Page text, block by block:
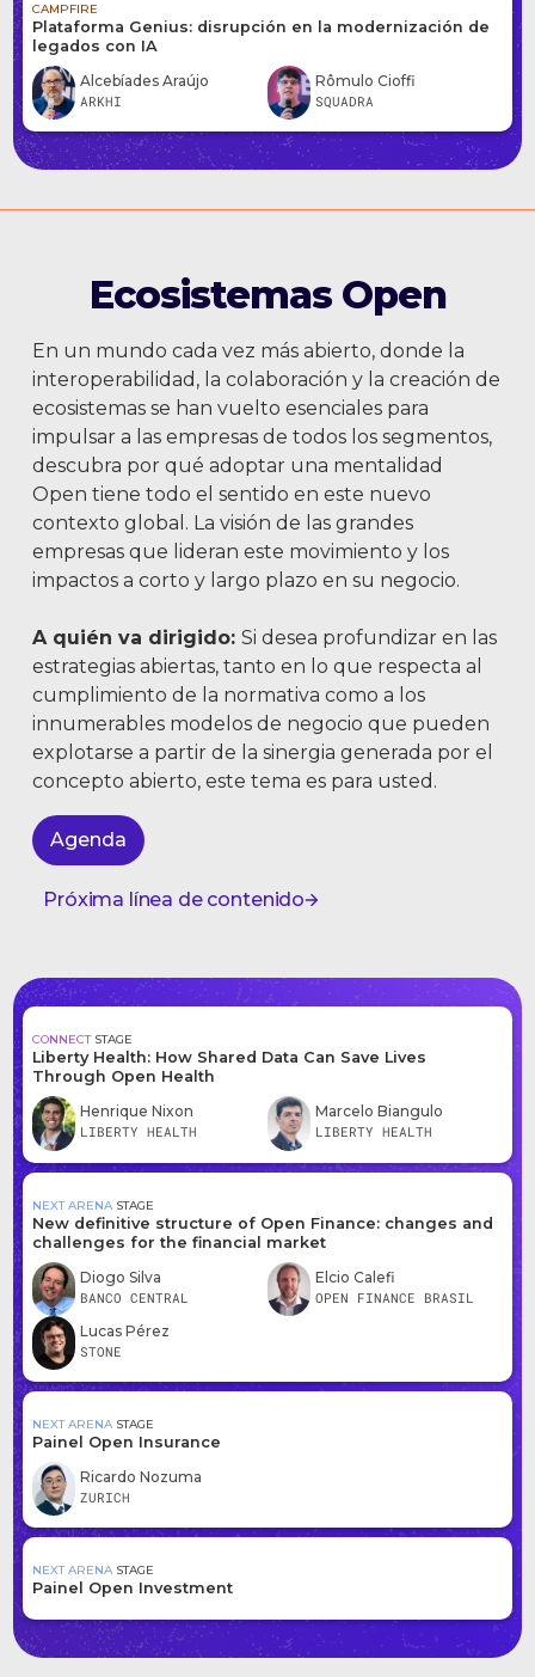
CAMPFIRE
Plataforma Genius: disrupción en la modernización de
legados con IA
Alcebíades Araújo
ARKHI
Rômulo Cioffi
SQUADRA
CONNECTSTAGE
Liberty Health: How Shared Data Can Save Lives
Through Open Health
Henrique Nixon
LIBERTY HEALTH
Marcelo Biangulo
LIBERTY HEALTH
NEXT ARENA STAGE
New definitive structure of Open Finance: changes and
challenges for the financial market
Diogo Silva
BANCO CENTRAL
Elcio Calefi
OPEN FINANCE BRASIL
Lucas Pérez
STONE
NEXT ARENA STAGE
Painel Open Insurance
Ricardo Nozuma
ZURICH
NEXT ARENA STAGE
Painel Open Investment
Ecosistemas Open
En un mundo cada vez más abierto, donde la
interoperabilidad, la colaboración y la creación de
ecosistemas se han vuelto esenciales para
impulsar a las empresas de todos los segmentos,
descubra por qué adoptar una mentalidad
Open tiene todo el sentido en este nuevo
contexto global. La visión de las grandes
empresas que lideran este movimiento y los
impactos a corto y largo plazo en su negocio.
A quién va dirigido:Si desea profundizar en las
estrategias abiertas, tanto en lo que respecta al
cumplimiento de la normativa como a los
innumerables modelos de negocio que pueden
explotarse a partir de la sinergia generada por el
concepto abierto, este tema es para usted.
Agenda
Próxima línea de contenido